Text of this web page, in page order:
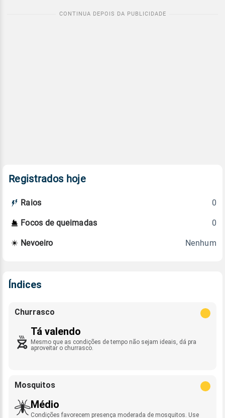
Registrados hoje
Raios 0
Focos de queimadas 0
Nevoeiro Nenhum
Índices
Churrasco
Tá valendo
Mesmo que as condições de tempo não sejam ideais, dá pra
aproveitar o churrasco.
Mosquitos
Médio
Condições favorecem presença moderada de mosquitos. Use